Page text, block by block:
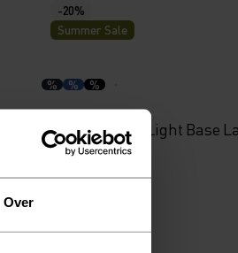
Over
-20%
Summer Sale
% % %
Performance X-Light Base
Singlet
€31,95€39,95